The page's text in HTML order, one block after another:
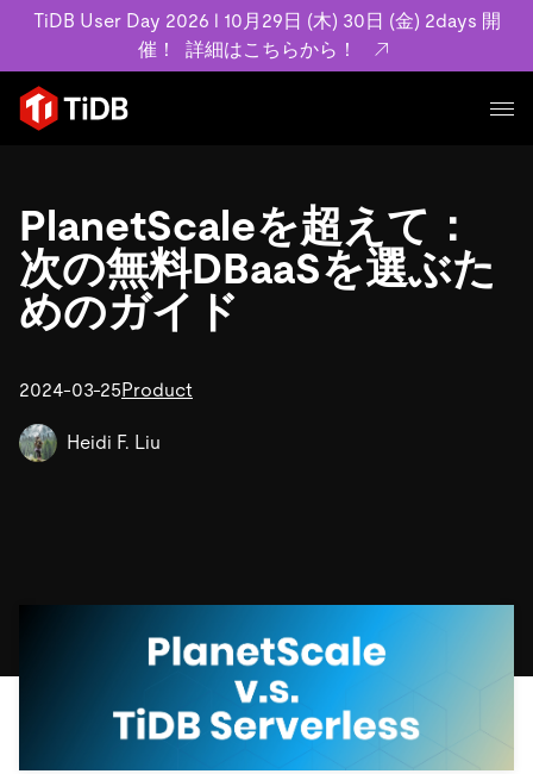
TiDB User Day 2026 l 10月29日 (木) 30日 (金) 2days 開
催！
詳細はこちらから！
プロダクト
MySQL互換の分散データベースで高可用性と水平スケー
ラビリティを備え大規模データをリアルタイムで処理でき
ます。
詳細はこちら
プラン
TiDB Cloud
OSS Insight
ユースケース
事例記事
お客様事例やユーザーによる検証結果の記事などを紹介し
ています。
フィンテック
運用インテリジェンスの活用
MySQLワークロードの近代化
Build GenAI Applications
リソース
ブログ
アーカイブ動画
PingCAP University
TiDB Labs 認定資格試験
会社概要
規約類
お客様のデータの機密性、可用性、安全性について紹介し
無料で始める
PlanetScaleを超えて：
次の無料DBaaSを選ぶた
めのガイド
2024-03-25Product
Heidi F. Liu